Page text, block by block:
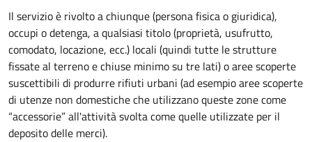
Il servizio è rivolto a chiunque (persona fisica o giuridica),
occupi o detenga, a qualsiasi titolo (proprietà, usufrutto,
comodato, locazione, ecc.) locali (quindi tutte le strutture
fissate al terreno e chiuse minimo su tre lati) o aree scoperte
suscettibili di produrre rifiuti urbani (ad esempio aree scoperte
di utenze non domestiche che utilizzano queste zone come
“accessorie” all'attività svolta come quelle utilizzate per il
deposito delle merci).